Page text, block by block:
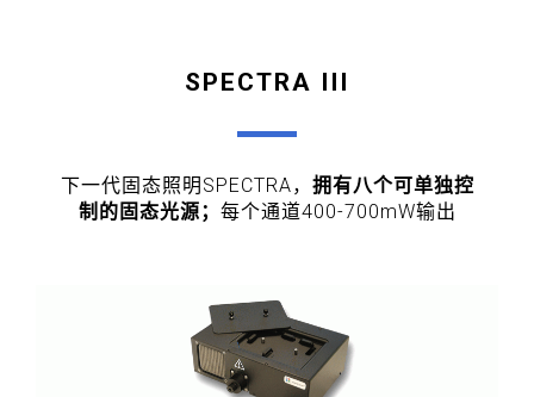
SPECTRA III
下一代固态照明SPECTRA， 拥有八个可单独控
制的固态光源； 每个通道400-700mW输出